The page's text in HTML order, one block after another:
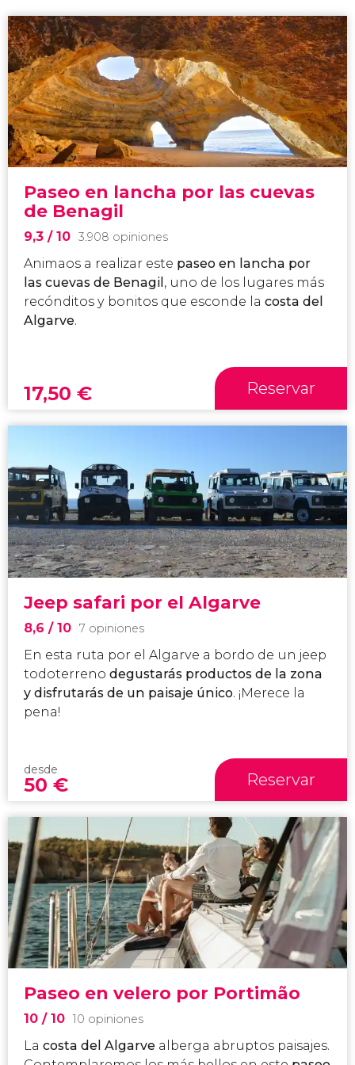
Paseo en lancha por las cuevas
de Benagil
9,3 / 10 3.908 opiniones
Animaos a realizar este paseo en lancha por
las cuevas de Benagil , uno de los lugares más
recónditos y bonitos que esconde la costa del
Algarve.
17,50 € Reservar
Jeep safari por el Algarve
8,6 / 10 7 opiniones
En esta ruta por el Algarve a bordo de un jeep
todoterreno degustarás productos de la zona
y disfrutarás de un paisaje único. ¡Merece la
pena!
desde
50 € Reservar
Paseo en velero por Portimão
10 / 10 10 opiniones
La costa del Algarve alberga abruptos paisajes.